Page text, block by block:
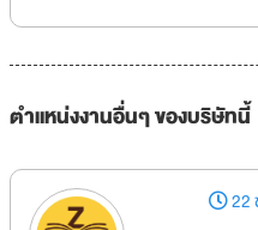
ตำแหน่งงานอื่นๆ ของบริษัทนี้
22